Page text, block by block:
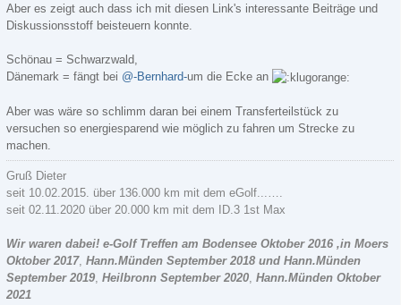
Aber es zeigt auch dass ich mit diesen Link's interessante Beiträge und
Diskussionsstoff beisteuern konnte.
Schönau = Schwarzwald,
Dänemark = fängt bei @-Bernhard-um die Ecke an
Aber was wäre so schlimm daran bei einem Transferteilstück zu
versuchen so energiesparend wie möglich zu fahren um Strecke zu
machen.
Gruß Dieter
seit 10.02.2015. über 136.000 km mit dem eGolf...….
seit 02.11.2020 über 20.000 km mit dem ID.3 1st Max
Wir waren dabei! e-Golf Treffen am Bodensee Oktober 2016 ,in Moers
Oktober 2017, Hann.Münden September 2018 und Hann.Münden
September 2019, Heilbronn September 2020, Hann.Münden Oktober
2021